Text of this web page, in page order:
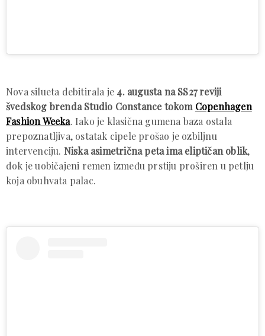
Nova silueta debitirala je 4. augusta na SS27 reviji
švedskog brenda Studio Constance tokom Copenhagen
Fashion Weeka. Iako je klasična gumena baza ostala
prepoznatljiva, ostatak cipele prošao je ozbiljnu
intervenciju. Niska asimetrična peta ima eliptičan oblik,
dok je uobičajeni remen između prstiju proširen u petlju
koja obuhvata palac.